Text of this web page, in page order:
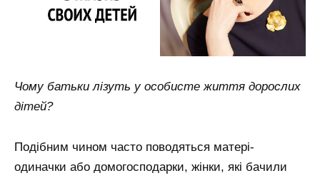
Чому батьки лізуть у особисте життя дорослих
дітей?
Подібним чином часто поводяться матері-
одиначки або домогосподарки, жінки, які бачили